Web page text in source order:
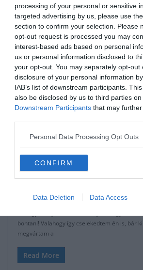
processing of your personal or sensitive
targeted advertising by us, please use
section to confirm your selection. Please
opt-out request is processed you may
interest-based ads based on personal
us or personal information disclosed to
your opt-out. You may separately opt-out
disclosure of your personal information
IAB’s list of downstream participants.
also be disclosed by us to third parties on
Downstream Participants that may
Personal Data Processing Opt Outs
CONFIRM
Data Deletion Data Access
Akkor most berúgtuk
vagy csak kopogtunk
FM20
Féltávnál jár az első FM20-as bajnokságom a
kell mondanom, egy kicsit a várakozáson felül
Read More
2020.04.19. HandballTrainer
“Isten hozott öcsém,
világ…”
bontani! Valahogy így cselekedtem én is, bár
megvártam a
Read More